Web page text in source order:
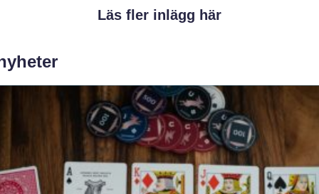
Läs fler inlägg här